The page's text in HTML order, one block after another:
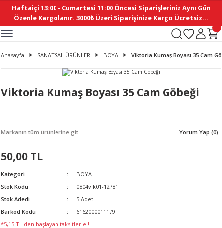
Haftaiçi 13:00 - Cumartesi 11:00 Öncesi Siparişleriniz Aynı Gün
Özenle Kargolanır. 3000₺ Üzeri Siparişinize Kargo Ücretsiz...
Geri Dön
Geri Dön
YASTIKLAR
Geri Dön
Geri Dön
YAPIMI
Geri Dön
Geri Dön
- DAİRESEL
Geri Dön
Geri Dön
Geri Dön
Geri Dön
Geri Dön
Geri Dön
Geri Dön
Geri Dön
Geri Dön
AKSESUAR
Geri Dön
Geri Dön
Geri Dön
Geri Dön
Geri Dön
Geri Dön
Anasayfa SANATSAL ÜRÜNLER BOYA Viktoria Kumaş Boyası 35 Cam
Viktoria Kumaş Boyası 35 Cam Göbeği
Markanın tüm ürünlerine git Yorum Yap (0)
50,00 TL
Kategori
BOYA
Stok Kodu
0804vik01-12781
Stok Adedi
5 Adet
Barkod Kodu
6162000011179
*5,15 TL den başlayan taksitlerle!!